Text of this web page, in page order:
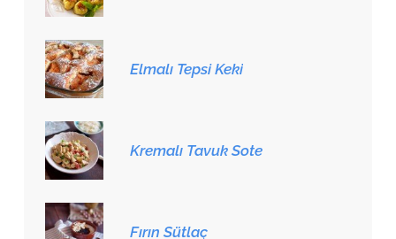
Elmalı Tepsi Keki
Kremalı Tavuk Sote
Fırın Sütlaç